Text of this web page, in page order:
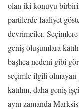
olan iki konuyu
partilerde faaliyet
devrimciler.
geniş oluşumlara
başlıca nedeni gibi
seçimle ilgili olmayan
katılım, daha geniş
aynı zamanda